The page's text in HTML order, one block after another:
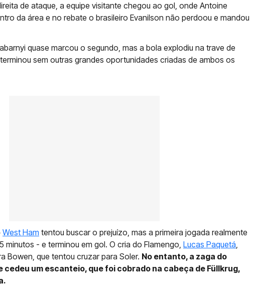
de ataque, a equipe visitante chegou ao gol, onde Antoine
da área e no rebate o brasileiro Evanilson não perdoou e mandou
quase marcou o segundo, mas a bola explodiu na trave de
sem outras grandes oportunidades criadas de ambos os
West Ham tentou buscar o prejuízo, mas a primeira jogada realmente
minutos - e terminou em gol. O cria do Flamengo, Lucas Paquetá,
Bowen, que tentou cruzar para Soler. No entanto, a zaga do
um escanteio, que foi cobrado na cabeça de Füllkrug,